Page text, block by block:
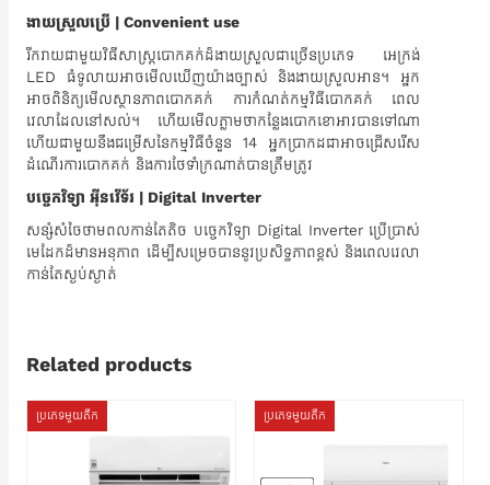
ងាយស្រួលប្រើ | Convenient use
រីករាយជាមួយវិធីសាស្រ្តបោកគក់ដ៏ងាយស្រួលជាច្រើនប្រភេទ អេក្រង់
LED ធំទូលាយអាចមើលឃើញយ៉ាងច្បាស់ និងងាយស្រួលអាន។ អ្នក
អាចពិនិត្យមើលស្ថានភាពបោកគក់ ការកំណត់កម្មវិធីបោកគក់ ពេល
វេលាដែលនៅសល់។ ហើយ​មើល​ភ្លាម​ថា​កន្លែង​បោក​ខោអាវ​បាន​ទៅ​ណា
ហើយជាមួយនឹងជម្រើសនៃកម្មវិធីចំនួន 14 អ្នកប្រាកដជាអាចជ្រើសរើស
ដំណើរការបោកគក់ និងការថែទាំក្រណាត់បានត្រឹមត្រូវ
បច្ចេកវិទ្យា អ៊ីនវើទ័រ | Digital Inverter
សន្សំសំចៃថាមពលកាន់តែតិច បច្ចេកវិទ្យា Digital Inverter ប្រើប្រាស់
មេដែកដ៏មានអនុភាព ដើម្បីសម្រេចបាននូវប្រសិទ្ធភាពខ្ពស់ និងពេលវេលា
កាន់តែស្ងប់ស្ងាត់
Related products
ប្រភេទមួយតឹក ប្រភេទមួយតឹក